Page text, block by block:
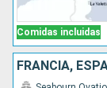
Comidas incluidas